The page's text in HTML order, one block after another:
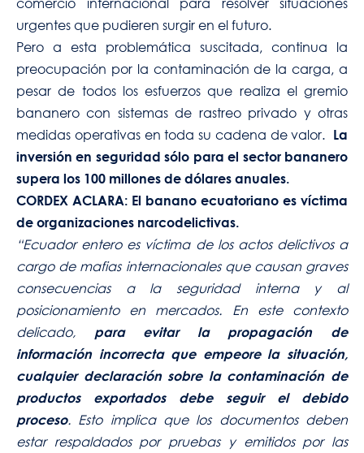
urgentes que pudieren surgir en el futuro.
Pero a esta problemática suscitada, continua la
preocupación por la contaminación de la carga, a
pesar de todos los esfuerzos que realiza el gremio
bananero con sistemas de rastreo privado y otras
medidas operativas en toda su cadena de valor. La
inversión en seguridad sólo para el sector bananero
supera los 100 millones de dólares anuales.
CORDEX ACLARA: El banano ecuatoriano es víctima
de organizaciones narcodelictivas.
“Ecuador entero es víctima de los actos delictivos a
cargo de mafias internacionales que causan graves
consecuencias a la seguridad interna y al
posicionamiento en mercados. En este contexto
delicado,
para evitar la propagación de
información incorrecta que empeore la situación,
cualquier declaración sobre la contaminación de
productos exportados debe seguir el debido
proceso. Esto implica que los documentos deben
estar respaldados por pruebas y emitidos por las